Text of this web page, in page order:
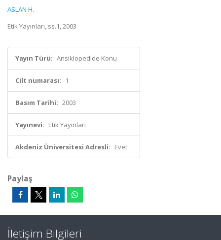
ASLAN H.
Etik Yayınları, ss.1, 2003
Yayın Türü: Ansiklopedide Konu
Cilt numarası: 1
Basım Tarihi: 2003
Yayınevi: Etik Yayınları
Akdeniz Üniversitesi Adresli: Evet
Paylaş
İletişim Bilgileri